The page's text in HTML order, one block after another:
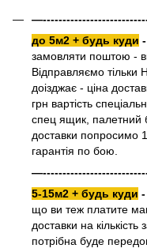
до 5м2 + будь куди -
замовляти поштою -
Відправляємо
доізджає - ціна
грн вартість
спец ящик, палетний
доставки попросимо
гарантія по бою.
5-15м2 + будь куди -
що ви теж платите
доставки на
потрібна буде